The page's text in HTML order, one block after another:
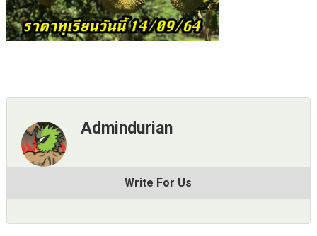
Admindurian
Write For Us